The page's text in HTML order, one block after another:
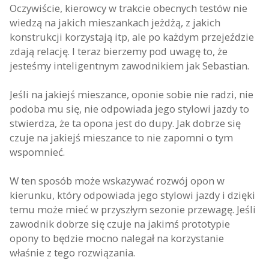
Oczywiście, kierowcy w trakcie obecnych testów nie
wiedzą na jakich mieszankach jeżdżą, z jakich
konstrukcji korzystają itp, ale po każdym przejeździe
zdają relację. I teraz bierzemy pod uwagę to, że
jesteśmy inteligentnym zawodnikiem jak Sebastian.
Jeśli na jakiejś mieszance, oponie sobie nie radzi, nie
podoba mu się, nie odpowiada jego stylowi jazdy to
stwierdza, że ta opona jest do dupy. Jak dobrze się
czuje na jakiejś mieszance to nie zapomni o tym
wspomnieć.
W ten sposób może wskazywać rozwój opon w
kierunku, który odpowiada jego stylowi jazdy i dzięki
temu może mieć w przyszłym sezonie przewagę. Jeśli
zawodnik dobrze się czuje na jakimś prototypie
opony to będzie mocno nalegał na korzystanie
właśnie z tego rozwiązania.